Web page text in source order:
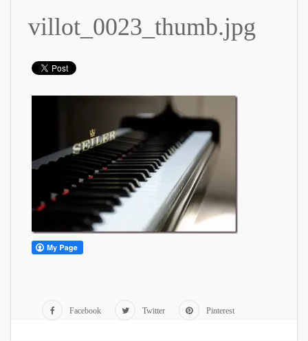
villot_0023_thumb.jpg
Facebook Twitter Pinterest